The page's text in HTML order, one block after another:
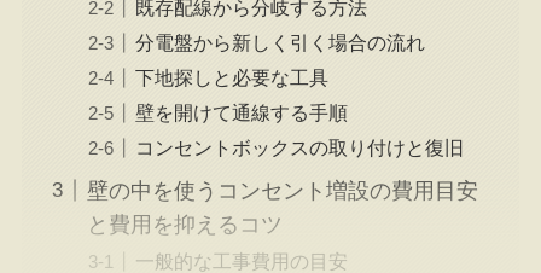
既存配線から分岐する方法
分電盤から新しく引く場合の流れ
下地探しと必要な工具
壁を開けて通線する手順
コンセントボックスの取り付けと復旧
壁の中を使うコンセント増設の費用目安
と費用を抑えるコツ
一般的な工事費用の目安